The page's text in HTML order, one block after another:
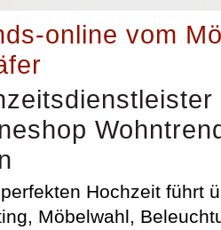
online vom
Hochzeit führt
Möbelwahl,